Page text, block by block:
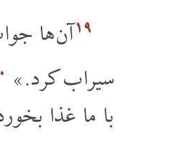
۱۹آن ها
سیراب کرد.»
با ما غذا